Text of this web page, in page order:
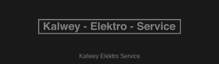
Kalwey Elektro Service